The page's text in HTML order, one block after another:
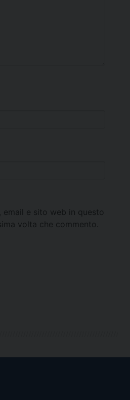
email e sito web in questo
volta che commento.